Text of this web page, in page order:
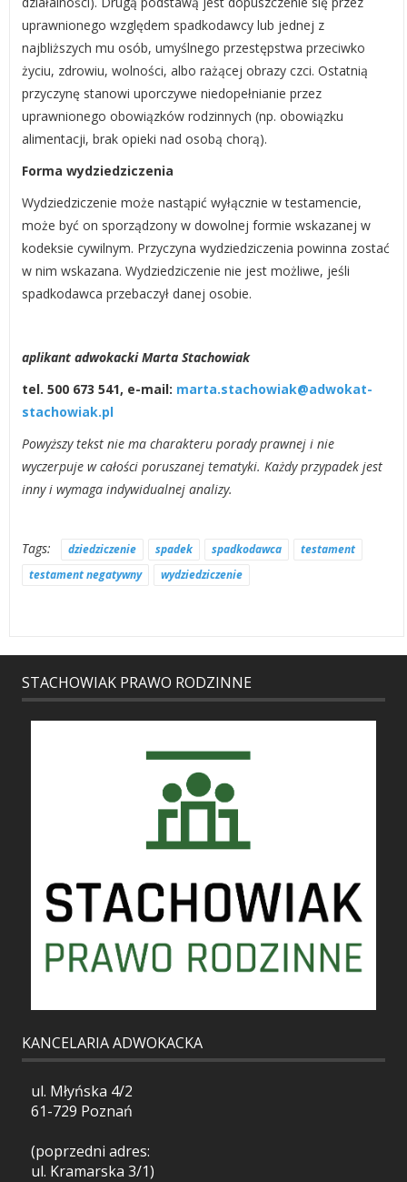
uprawnionego względem spadkodawcy lub jednej z
najbliższych mu osób, umyślnego przestępstwa przeciwko
życiu, zdrowiu, wolności, albo rażącej obrazy czci. Ostatnią
przyczynę stanowi uporczywe niedopełnianie przez
uprawnionego obowiązków rodzinnych (np. obowiązku
alimentacji, brak opieki nad osobą chorą).
Forma wydziedziczenia
Wydziedziczenie może nastąpić wyłącznie w testamencie,
może być on sporządzony w dowolnej formie wskazanej w
kodeksie cywilnym. Przyczyna wydziedziczenia powinna zostać
w nim wskazana. Wydziedziczenie nie jest możliwe, jeśli
spadkodawca przebaczył danej osobie.
aplikant adwokacki Marta Stachowiak
tel. 500 673 541, e-mail: marta.stachowiak@adwokat-
stachowiak.pl
Powyższy tekst nie ma charakteru porady prawnej i nie
wyczerpuje w całości poruszanej tematyki. Każdy przypadek jest
inny i wymaga indywidualnej analizy.
Tags: dziedziczenie spadek spadkodawca
testament
testament negatywny
wydziedziczenie
STACHOWIAK PRAWO RODZINNE
KANCELARIA ADWOKACKA
ul. Młyńska 4/2
61-729 Poznań
(poprzedni adres:
ul. Kramarska 3/1)